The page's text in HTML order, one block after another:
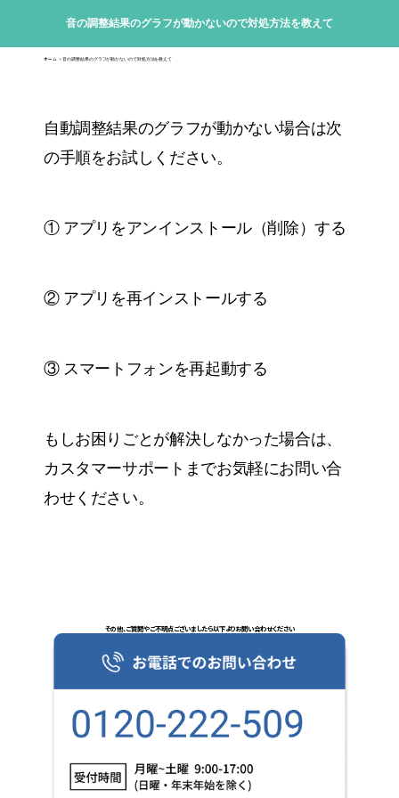
音の調整結果のグラフが動かないので対処方法を教えて
ホーム＞ 音の調整結果のグラフが動かないので対処方法を教えて
自動調整結果のグラフが動かない場合は次
の手順をお試しください。
① アプリをアンインストール（削除）する
② アプリを再インストールする
③ スマートフォンを再起動する
もしお困りごとが解決しなかった場合は、
カスタマーサポートまでお気軽にお問い合
わせください。
その他、ご質問やご不明点ございましたら以下よりお問い合わせください